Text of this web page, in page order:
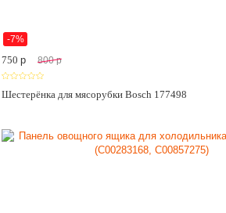
-7%
750 p 800 p
Шестерёнка для мясорубки Bosch 177498